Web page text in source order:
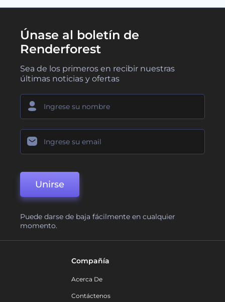
Únase al boletín de
Renderforest
Sea de los primeros en recibir nuestras
últimas noticias y ofertas
Unirse
Puede darse de baja fácilmente en cualquier
momento.
Compañía
Acerca De
Contáctenos